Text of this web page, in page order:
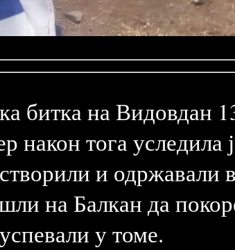
битка на Видовдан
након тога уследила
и
на Балкан да
у томе.